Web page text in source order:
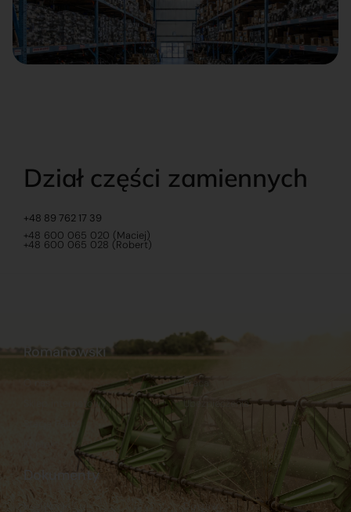
Dział części zamiennych
+48 89 762 17 39
+48 600 065 020 (Maciej)
+48 600 065 028 (Robert)
Dokumenty
Regulamin Dostawy
Romanowski
Sklep internetowy
Praca
Ubezpieczenia